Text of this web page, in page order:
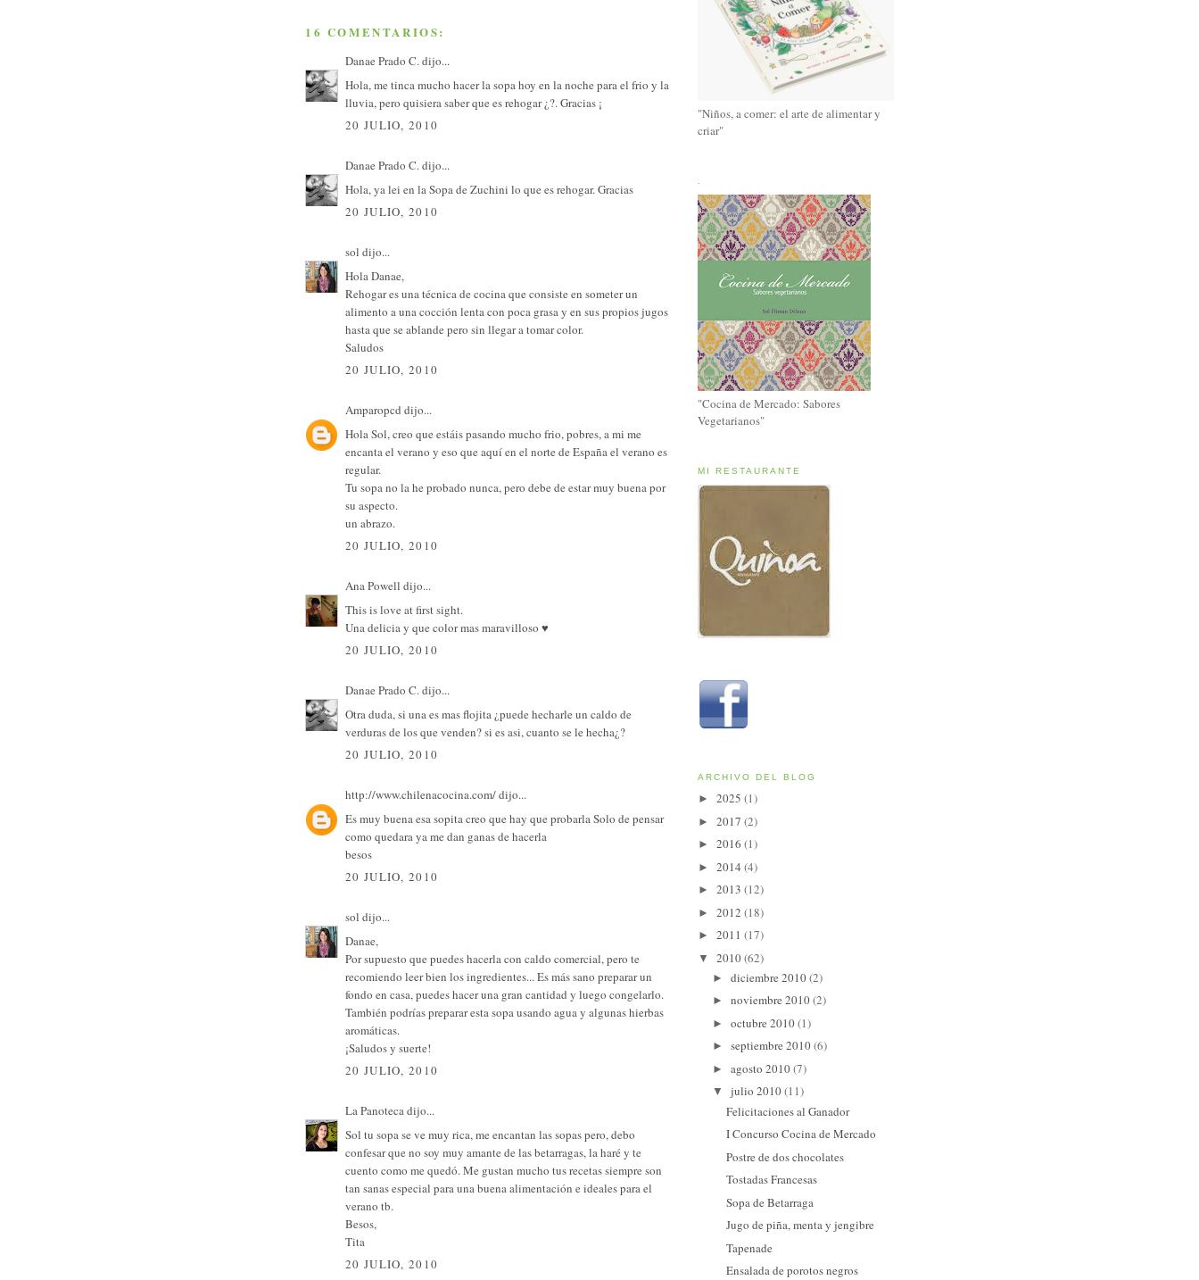
16 COMENTARIOS:
Danae Prado C.dijo...
Hola, me tinca mucho hacer la sopa hoy en la noche para el frio y la
lluvia, pero quisiera saber que es rehogar ¿?. Gracias ¡
20 JULIO, 2010
Danae Prado C.dijo...
Hola, ya lei en la Sopa de Zuchini lo que es rehogar. Gracias
20 JULIO, 2010
sol dijo...
Hola Danae,
Rehogar es una técnica de cocina que consiste en someter un
alimento a una cocción lenta con poca grasa y en sus propios jugos
hasta que se ablande pero sin llegar a tomar color.
Saludos
20 JULIO, 2010
Amparopcd dijo...
Hola Sol, creo que estáis pasando mucho frio, pobres, a mi me
encanta el verano y eso que aquí en el norte de España el verano es
regular.
Tu sopa no la he probado nunca, pero debe de estar muy buena por
su aspecto.
un abrazo.
20 JULIO, 2010
Ana Powell dijo...
This is love at first sight.
Una delicia y que color mas maravilloso ♥
20 JULIO, 2010
Danae Prado C.dijo...
Otra duda, si una es mas flojita ¿puede hecharle un caldo de
verduras de los que venden? si es asi, cuanto se le hecha¿?
20 JULIO, 2010
http://www.chilenacocina.com/dijo...
Es muy buena esa sopita creo que hay que probarla Solo de pensar
como quedara ya me dan ganas de hacerla
besos
20 JULIO, 2010
sol dijo...
Danae,
Por supuesto que puedes hacerla con caldo comercial, pero te
recomiendo leer bien los ingredientes... Es más sano preparar un
fondo en casa, puedes hacer una gran cantidad y luego congelarlo.
También podrías preparar esta sopa usando agua y algunas hierbas
aromáticas.
¡Saludos y suerte!
20 JULIO, 2010
La Panotecadijo...
Sol tu sopa se ve muy rica, me encantan las sopas pero, debo
confesar que no soy muy amante de las betarragas, la haré y te
cuento como me quedó. Me gustan mucho tus recetas siempre son
tan sanas especial para una buena alimentación e ideales para el
verano tb.
Besos,
Tita
20 JULIO, 2010
"Niños, a comer: el arte de alimentar y
criar"
.
"Cocina de Mercado: Sabores
Vegetarianos"
MI RESTAURANTE
ARCHIVO DEL BLOG
► 2025 (1)
► 2017 (2)
► 2016 (1)
► 2014 (4)
► 2013 (12)
► 2012 (18)
► 2011 (17)
▼ 2010(62)
► diciembre 2010(2)
► noviembre 2010(2)
► octubre 2010(1)
► septiembre 2010(6)
► agosto 2010(7)
▼ julio 2010(11)
Felicitaciones al Ganador
I Concurso Cocina de Mercado
Postre de dos chocolates
Tostadas Francesas
Sopa de Betarraga
Jugo de piña, menta y jengibre
Tapenade
Ensalada de porotos negros